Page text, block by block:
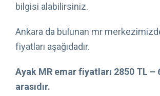
bilgisi alabilirsiniz.
Ankara da bulunan mr
fiyatları aşağıdadır.
Ayak MR emar fiyatları 2850 TL –
arasıdır.